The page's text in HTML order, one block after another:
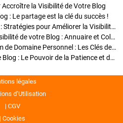
la Visibilité de Votre Blog
: Le partage est la clé du succès !
Optimisation SEO des Articles : Stratégies pour Améliorer la Visibilité de Votre Blog
Stratégies pour améliorer la visibilité de votre Blog : Annuaire et Collaborations
Pourquoi Investir dans un Nom de Domaine Personnel : Les Clés de la Réussite de Votre Blog
Comment Faire Émerger Votre Blog : Le Pouvoir de la Patience et de la Persévérance
légales
d’Utilisation
CGV
Cookies